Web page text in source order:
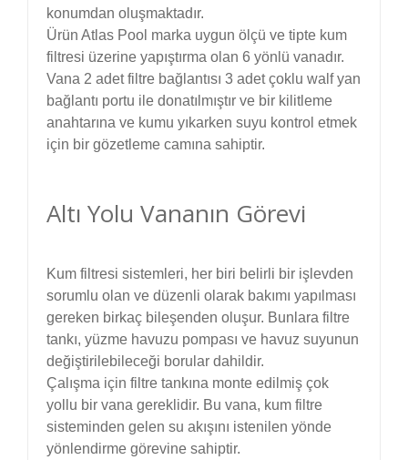
konumdan oluşmaktadır.
Ürün Atlas Pool marka uygun ölçü ve tipte kum
filtresi üzerine yapıştırma olan 6 yönlü vanadır.
Vana 2 adet filtre bağlantısı 3 adet çoklu walf yan
bağlantı portu ile donatılmıştır ve bir kilitleme
anahtarına ve kumu yıkarken suyu kontrol etmek
için bir gözetleme camına sahiptir.
Altı Yolu Vananın Görevi
Kum filtresi sistemleri, her biri belirli bir işlevden
sorumlu olan ve düzenli olarak bakımı yapılması
gereken birkaç bileşenden oluşur. Bunlara filtre
tankı, yüzme havuzu pompası ve havuz suyunun
değiştirilebileceği borular dahildir.
Çalışma için filtre tankına monte edilmiş çok
yollu bir vana gereklidir. Bu vana, kum filtre
sisteminden gelen su akışını istenilen yönde
yönlendirme görevine sahiptir.